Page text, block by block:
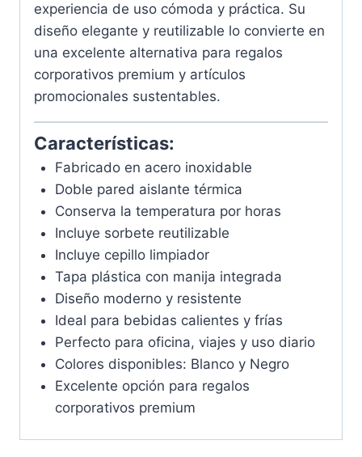
experiencia de uso cómoda y práctica. Su
diseño elegante y reutilizable lo convierte en
una excelente alternativa para regalos
corporativos premium y artículos
promocionales sustentables.
Características:
Fabricado en acero inoxidable
Doble pared aislante térmica
Conserva la temperatura por horas
Incluye sorbete reutilizable
Incluye cepillo limpiador
Tapa plástica con manija integrada
Diseño moderno y resistente
Ideal para bebidas calientes y frías
Perfecto para oficina, viajes y uso diario
Colores disponibles: Blanco y Negro
Excelente opción para regalos
corporativos premium